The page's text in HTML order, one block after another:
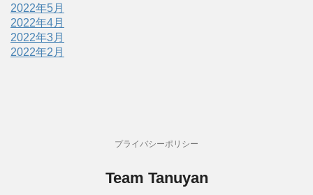
2022年5月
2022年4月
2022年3月
2022年2月
プライバシーポリシー
Team Tanuyan